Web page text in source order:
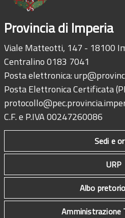
Provincia di Imperia
Viale Matteotti, 147 - 18100
Centralino 0183 7041
Posta elettronica:
Posta Elettronica Certificata
C.F. e P.IVA 00247260086
Sedi e
URP
Albo
Amministrazione